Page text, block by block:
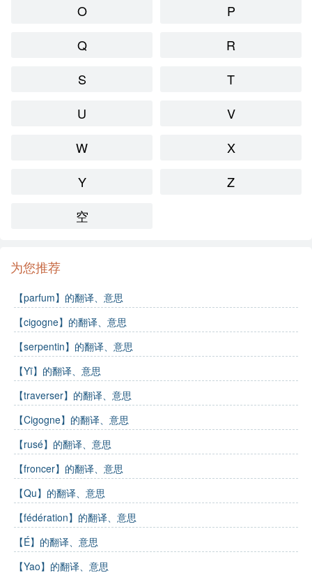
O
P
Q
R
S
T
U
V
W
X
Y
Z
空
为您推荐
【parfum】的翻译、意思
【cigogne】的翻译、意思
【serpentin】的翻译、意思
【Yī】的翻译、意思
【traverser】的翻译、意思
【Cigogne】的翻译、意思
【rusé】的翻译、意思
【froncer】的翻译、意思
【Qu】的翻译、意思
【fédération】的翻译、意思
【É】的翻译、意思
【Yao】的翻译、意思